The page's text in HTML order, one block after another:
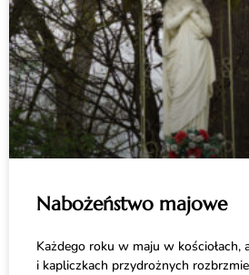
Nabożeństwo majowe
Każdego roku w maju w kościołach,
i kapliczkach przydrożnych